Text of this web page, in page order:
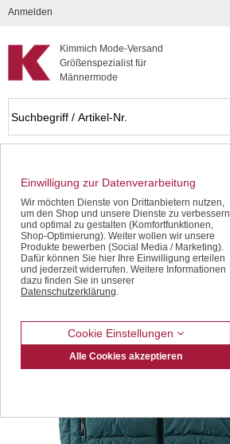
Kompletten Head der Seite überspringen
Kimmich Mode-Versand
Größenspezialist für
Männermode
Anmelden
Einwilligung zur Datenverarbeitung
Wir möchten Dienste von Drittanbietern nutzen,
um den Shop und unsere Dienste zu verbessern
und optimal zu gestalten (Komfortfunktionen,
Shop-Optimierung). Weiter wollen wir unsere
Produkte bewerben (Social Media / Marketing).
Dafür können Sie hier Ihre Einwilligung erteilen
und jederzeit widerrufen. Weitere Informationen
dazu finden Sie in unserer
Datenschutzerklärung.
Cookie Einstellungen
Alle Cookies akzeptieren